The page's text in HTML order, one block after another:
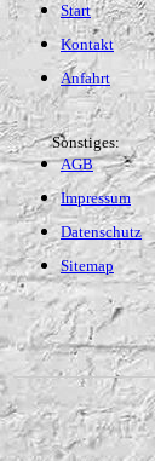
Start
Kontakt
Anfahrt
Sonstiges:
AGB
Impressum
Datenschutz
Sitemap